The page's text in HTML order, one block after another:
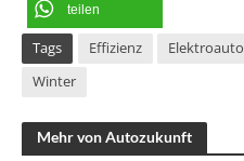
teilen
Tags Effizienz Elektroauto
Winter
Mehr von Autozukunft